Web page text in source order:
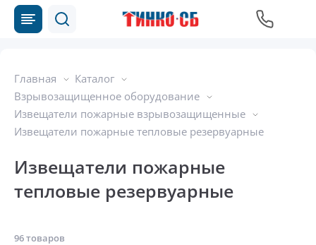
Главная
Каталог
Взрывозащищенное оборудование
Извещатели пожарные взрывозащищенные
Извещатели пожарные тепловые резервуарные
Извещатели пожарные
тепловые резервуарные
96 товаров